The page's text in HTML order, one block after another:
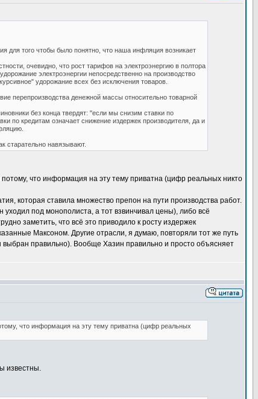
для того чтобы было понятно, что наша инфляция возникает
очевидно, что рост тарифов на электроэнергию в полтора
электроэнергии непосредственно на производство
удорожание всех без исключения товаров.
перепроизводства денежной массы относительно товарной
без конца твердят: "если мы снизим ставки по
по кредитам означает снижение издержек производителя, да и
старательно навязывают.
потому, что информация на эту тему приватна (цифр реальных никто
которая ставила множество препон на пути производства работ.
под монополиста, а тот взвинчивал цены), либо всё
заметить, что всё это приводило к росту издержек
Максоном. Другие отрасли, я думаю, повторяли тот же путь
выбран правильно). Вообще Хазин правильно и просто объясняет
что информация на эту тему приватна (цифр реальных
известны.